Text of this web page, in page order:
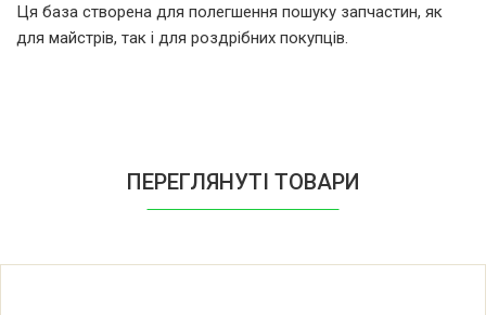
Whirlpool ATE555TFR F006695
Ця база створена для полегшення пошуку запчастин, як
для майстрів, так і для роздрібних покупців.
ПЕРЕГЛЯНУТІ ТОВАРИ